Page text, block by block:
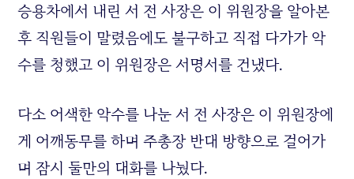
승용차에서 내린 서 전 사장은 이 위원장을 알아본
후 직원들이 말렸음에도 불구하고 직접 다가가 악
수를 청했고 이 위원장은 서명서를 건냈다.
다소 어색한 악수를 나눈 서 전 사장은 이 위원장에
게 어깨동무를 하며 주총장 반대 방향으로 걸어가
며 잠시 둘만의 대화를 나눴다.